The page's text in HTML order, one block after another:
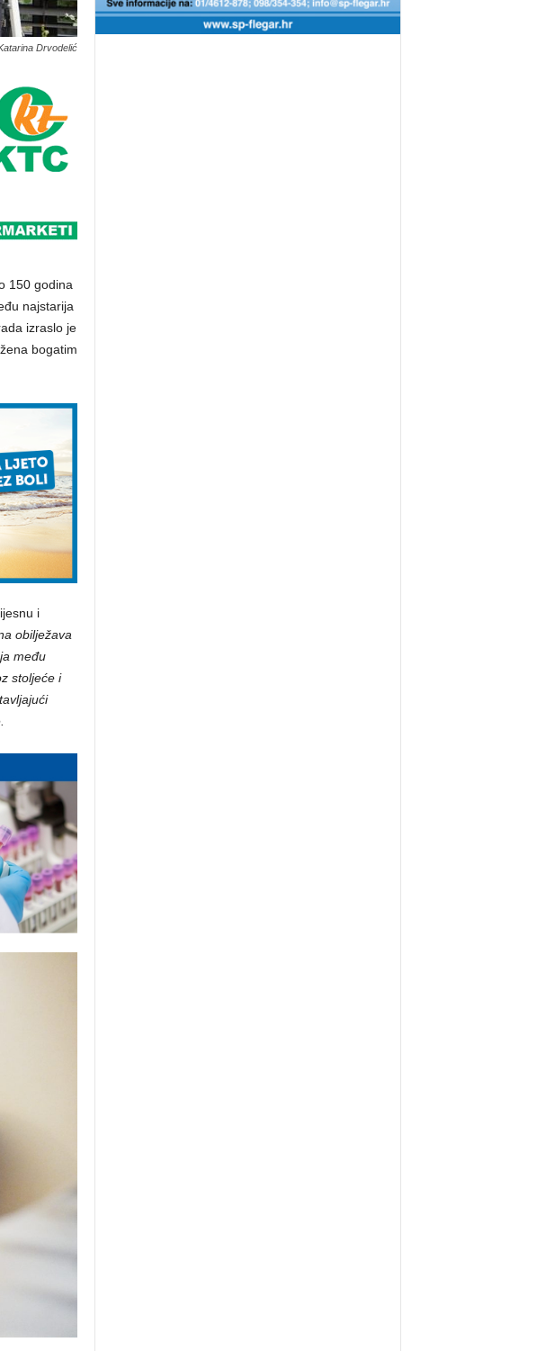
Drvodelić
150 godina
najstarija
izraslo je
bogatim
i
obilježava
među
stoljeće i